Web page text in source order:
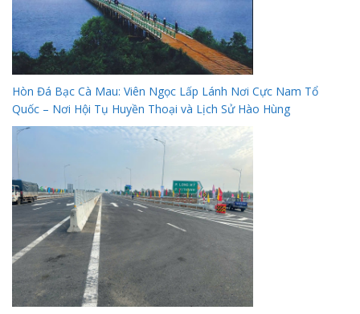
Hòn Đá Bạc Cà Mau: Viên Ngọc Lấp Lánh Nơi Cực Nam Tổ
Quốc – Nơi Hội Tụ Huyền Thoại và Lịch Sử Hào Hùng